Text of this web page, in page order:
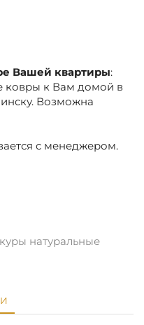
Вашей квартиры:
к Вам домой в
Возможна
с менеджером.
натуральные